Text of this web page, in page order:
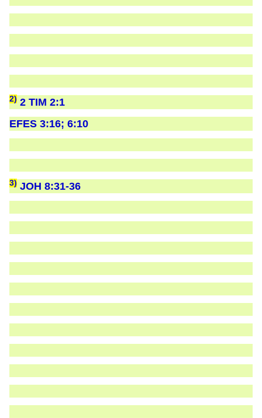
2) 2 TIM 2:1
EFES 3:16; 6:10
3) JOH 8:31-36